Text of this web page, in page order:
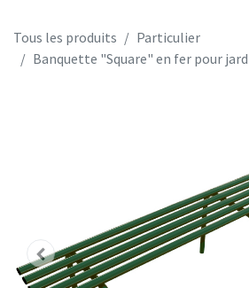
Tous les produits
Particulier
Banquette "Square" en fer pour